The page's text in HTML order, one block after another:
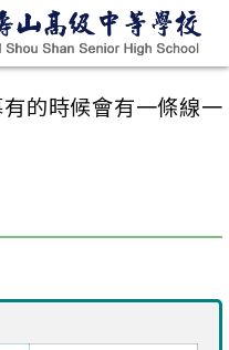
的時候會有一條線一